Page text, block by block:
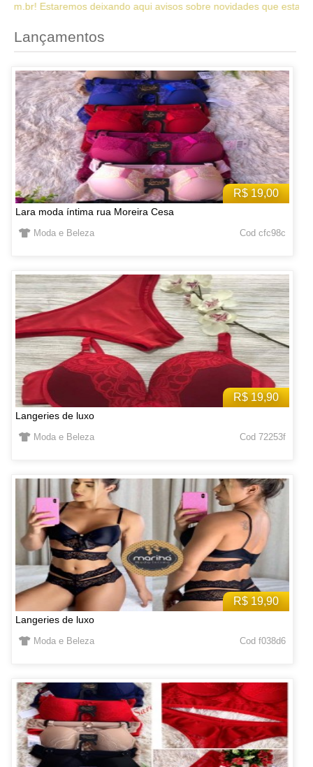
avisos sobre novidades que estaremos lançando no site.
Lançamentos
R$ 19,00
Lara moda íntima rua Moreira Cesa
Moda e Beleza Cod cfc98c
R$ 19,90
Langeries de luxo
Moda e Beleza Cod 72253f
R$ 19,90
Langeries de luxo
Moda e Beleza Cod f038d6